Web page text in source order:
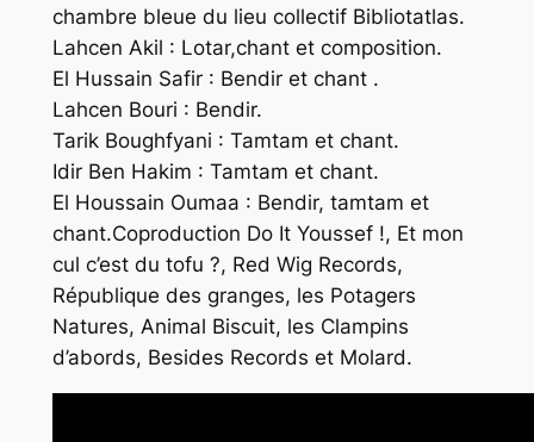
chambre bleue du lieu collectif Bibliotatlas.
Lahcen Akil : Lotar,chant et composition.
El Hussain Safir : Bendir et chant .
Lahcen Bouri : Bendir.
Tarik Boughfyani : Tamtam et chant.
Idir Ben Hakim : Tamtam et chant.
El Houssain Oumaa : Bendir, tamtam et
chant.Coproduction Do It Youssef !, Et mon
cul c’est du tofu ?, Red Wig Records,
République des granges, les Potagers
Natures, Animal Biscuit, les Clampins
d’abords, Besides Records et Molard.